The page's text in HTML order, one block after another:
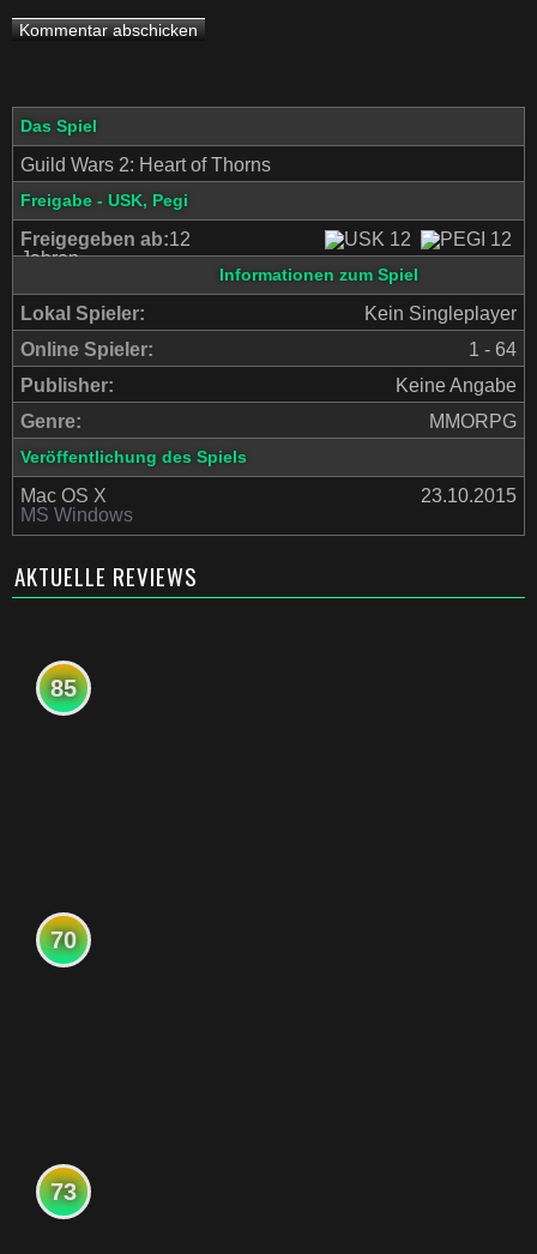
Das Spiel
Guild Wars 2: Heart of Thorns
Freigabe - USK, Pegi
Freigegeben ab:12
Jahren
Informationen zum Spiel
Lokal Spieler:
Kein Singleplayer
Online Spieler:
1 - 64
Publisher:
Keine Angabe
Genre:
MMORPG
Veröffentlichung des Spiels
Mac OS X
MS Windows
23.10.2015
AKTUELLE REVIEWS
85
70
73